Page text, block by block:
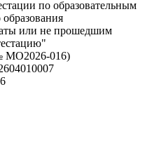
по образовательным
или не прошедшим
МО2026-016)